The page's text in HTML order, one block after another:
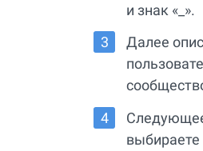
и знак «_».
Далее
выбираете